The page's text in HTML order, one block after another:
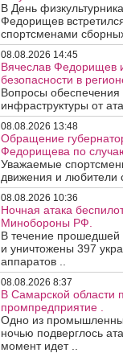
В День
Федорищев
спортсменами
08.08.2026 14:45
Вячеслав Федорищев
безопасности в
Вопросы обеспечения
инфраструктуры от
08.08.2026 13:48
Обращение
Федорищева по
Уважаемые
движения и любители
08.08.2026 10:36
Ночная атака
Минобороны РФ.
В течение
и уничтожены 397
аппаратов ..
08.08.2026 8:37
В Самарской области
промпредприятие .
Одно из
ночью подверглось
момент идет ..